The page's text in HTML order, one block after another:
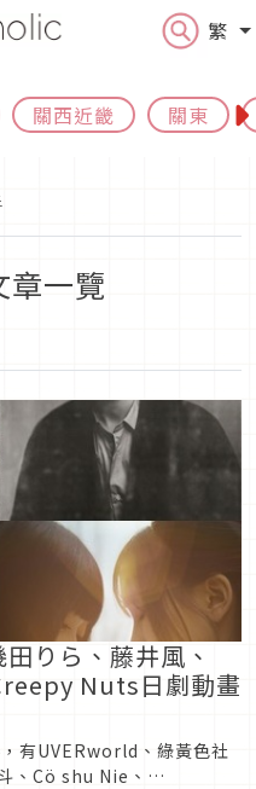
繁
關西近畿 關東
章一覽
りら、藤井風、
Nuts日劇動畫
有UVERworld、綠黃色社
、Cö shu Nie、